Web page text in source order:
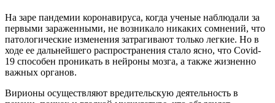
На заре пандемии коронавируса, когда ученые наблюдали за
первыми зараженными, не возникало никаких сомнений, что
патологические изменения затрагивают только легкие. Но в
ходе ее дальнейшего распространения стало ясно, что Covid-
19 способен проникать в нейроны мозга, а также жизненно
важных органов.
Вирионы осуществляют вредительскую деятельность в